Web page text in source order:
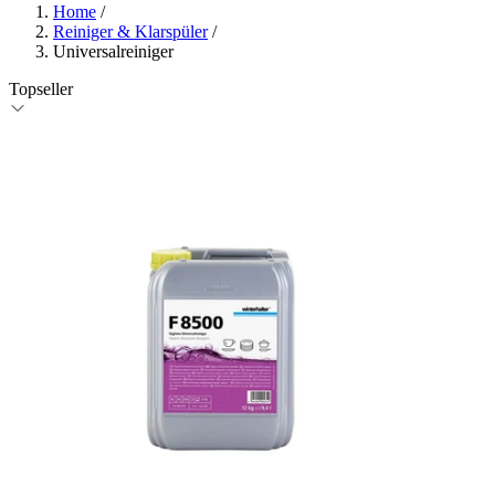
Home /
Reiniger & Klarspüler/
Universalreiniger
Topseller